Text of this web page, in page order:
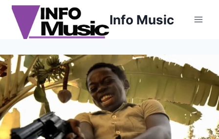
Aller
contenu
Info Music